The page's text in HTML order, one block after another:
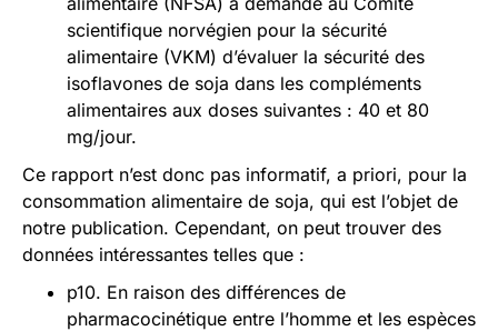
scientifique norvégien pour la sécurité
alimentaire (VKM) d’évaluer la sécurité des
isoflavones de soja dans les compléments
alimentaires aux doses suivantes : 40 et 80
mg/jour.
Ce rapport n’est donc pas informatif, a priori, pour la
consommation alimentaire de soja, qui est l’objet de
notre publication. Cependant, on peut trouver des
données intéressantes telles que :
p10. En raison des différences de
pharmacocinétique entre l’homme et les espèces